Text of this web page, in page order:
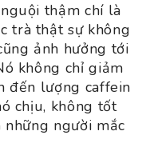
thậm chí là
trà thật sự không
ảnh hưởng tới
không chỉ giảm
đến lượng caffein
chịu, không tốt
người mắc